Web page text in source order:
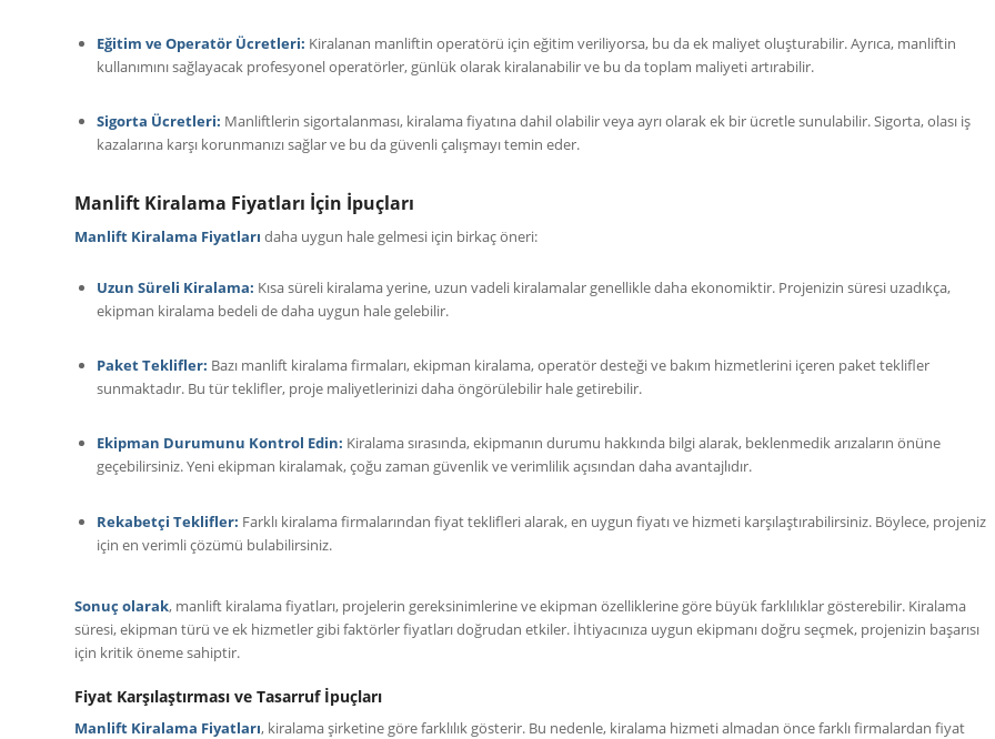
Eğitim ve Operatör Ücretleri: Kiralanan manliftin operatörü için eğitim veriliyorsa, bu da ek maliyet oluşturabilir. Ayrıca, manliftin
kullanımını sağlayacak profesyonel operatörler, günlük olarak kiralanabilir ve bu da toplam maliyeti artırabilir.
Sigorta Ücretleri: Manliftlerin sigortalanması, kiralama fiyatına dahil olabilir veya ayrı olarak ek bir ücretle sunulabilir. Sigorta, olası iş
kazalarına karşı korunmanızı sağlar ve bu da güvenli çalışmayı temin eder.
Manlift Kiralama Fiyatları İçin İpuçları
Manlift Kiralama Fiyatları daha uygun hale gelmesi için birkaç öneri:
Uzun Süreli Kiralama: Kısa süreli kiralama yerine, uzun vadeli kiralamalar genellikle daha ekonomiktir. Projenizin süresi uzadıkça,
ekipman kiralama bedeli de daha uygun hale gelebilir.
Paket Teklifler: Bazı manlift kiralama firmaları, ekipman kiralama, operatör desteği ve bakım hizmetlerini içeren paket teklifler
sunmaktadır. Bu tür teklifler, proje maliyetlerinizi daha öngörülebilir hale getirebilir.
Ekipman Durumunu Kontrol Edin: Kiralama sırasında, ekipmanın durumu hakkında bilgi alarak, beklenmedik arızaların önüne
geçebilirsiniz. Yeni ekipman kiralamak, çoğu zaman güvenlik ve verimlilik açısından daha avantajlıdır.
Rekabetçi Teklifler: Farklı kiralama firmalarından fiyat teklifleri alarak, en uygun fiyatı ve hizmeti karşılaştırabilirsiniz. Böylece, projeniz
için en verimli çözümü bulabilirsiniz.
Sonuç olarak, manlift kiralama fiyatları, projelerin gereksinimlerine ve ekipman özelliklerine göre büyük farklılıklar gösterebilir. Kiralama
süresi, ekipman türü ve ek hizmetler gibi faktörler fiyatları doğrudan etkiler. İhtiyacınıza uygun ekipmanı doğru seçmek, projenizin başarısı
için kritik öneme sahiptir.
Fiyat Karşılaştırması ve Tasarruf İpuçları
Manlift Kiralama Fiyatları, kiralama şirketine göre farklılık gösterir. Bu nedenle, kiralama hizmeti almadan önce farklı firmalardan fiyat